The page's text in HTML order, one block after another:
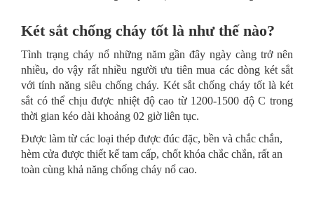
Két sắt chống cháy tốt là như thế nào?
Tình trạng cháy nổ những năm gần đây ngày càng trở nên
nhiều, do vậy rất nhiều người ưu tiên mua các dòng két sắt
với tính năng siêu chống cháy. Két sắt chống cháy tốt là két
sắt có thể chịu được nhiệt độ cao từ 1200-1500 độ C trong
thời gian kéo dài khoảng 02 giờ liên tục.
Được làm từ các loại thép được đúc đặc, bền và chắc chắn,
hèm cửa được thiết kế tam cấp, chốt khóa chắc chắn, rất an
toàn cùng khả năng chống cháy nổ cao.